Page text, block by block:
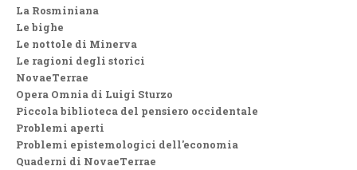
La Rosminiana
Le bighe
Le nottole di Minerva
Le ragioni degli storici
NovaeTerrae
Opera Omnia di Luigi Sturzo
Piccola biblioteca del pensiero occidentale
Problemi aperti
Problemi epistemologici dell'economia
Quaderni di NovaeTerrae